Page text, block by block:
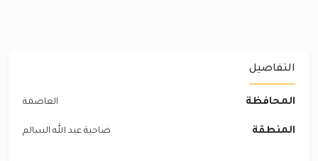
التفاصيل
المحافظة العاصمة
المنطقة ضاحية عبد الله السالم